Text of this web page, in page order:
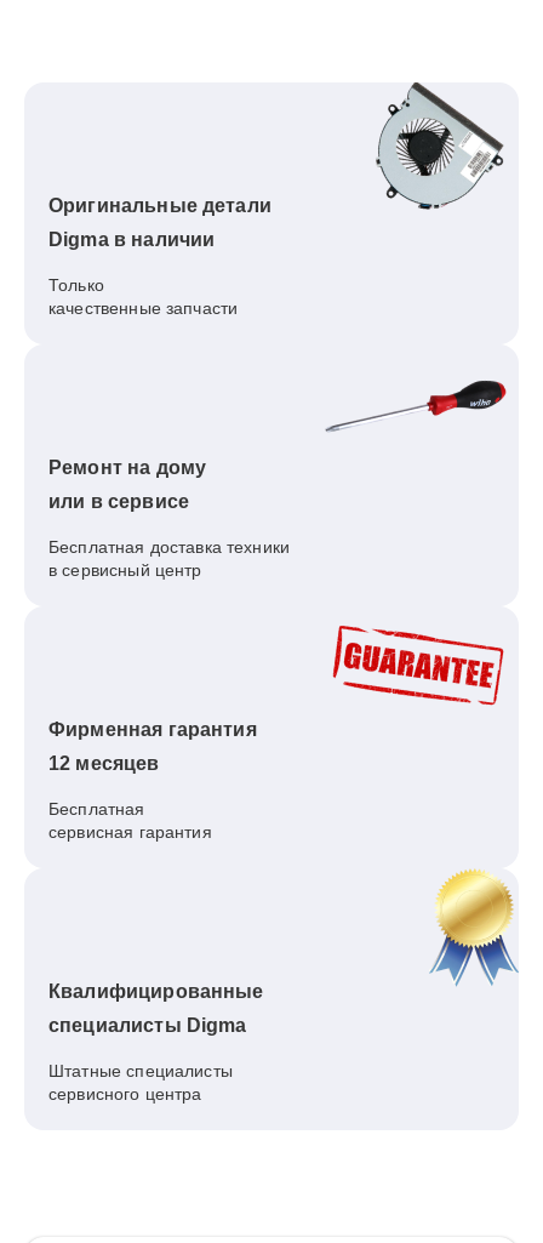
Оригинальные детали
Digma в наличии
Только
качественные запчасти
Ремонт на дому
или в сервисе
Бесплатная доставка техники
в сервисный центр
Фирменная гарантия
12 месяцев
Бесплатная
сервисная гарантия
Квалифицированные
специалисты Digma
Штатные специалисты
сервисного центра